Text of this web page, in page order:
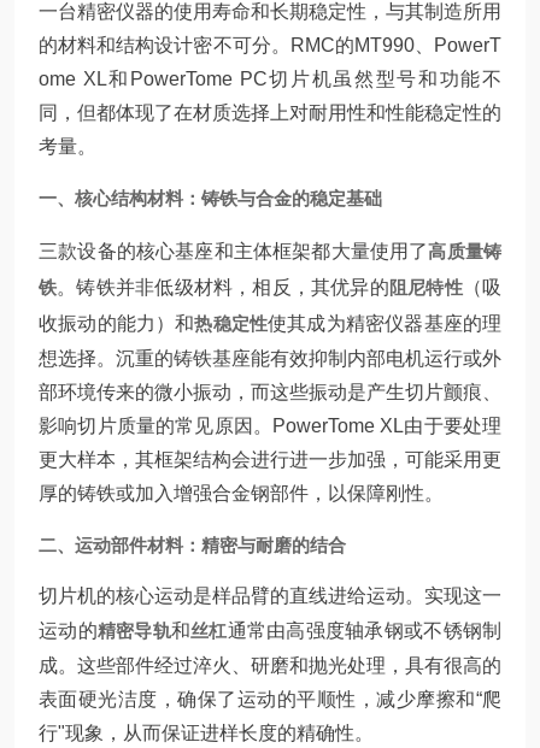
一台精密仪器的使用寿命和长期稳定性，与其制造所用
的材料和结构设计密不可分。RMC的MT990、PowerT
ome XL和PowerTome PC切片机虽然型号和功能不
同，但都体现了在材质选择上对耐用性和性能稳定性的
考量。
一、核心结构材料：铸铁与合金的稳定基础
三款设备的核心基座和主体框架都大量使用了高质量铸
铁。铸铁并非低级材料，相反，其优异的阻尼特性（吸
收振动的能力）和热稳定性使其成为精密仪器基座的理
想选择。沉重的铸铁基座能有效抑制内部电机运行或外
部环境传来的微小振动，而这些振动是产生切片颤痕、
影响切片质量的常见原因。PowerTome XL由于要处理
更大样本，其框架结构会进行进一步加强，可能采用更
厚的铸铁或加入增强合金钢部件，以保障刚性。
二、运动部件材料：精密与耐磨的结合
切片机的核心运动是样品臂的直线进给运动。实现这一
运动的精密导轨和丝杠通常由高强度轴承钢或不锈钢制
成。这些部件经过淬火、研磨和抛光处理，具有很高的
表面硬光洁度，确保了运动的平顺性，减少摩擦和“爬
行"现象，从而保证进样长度的精确性。